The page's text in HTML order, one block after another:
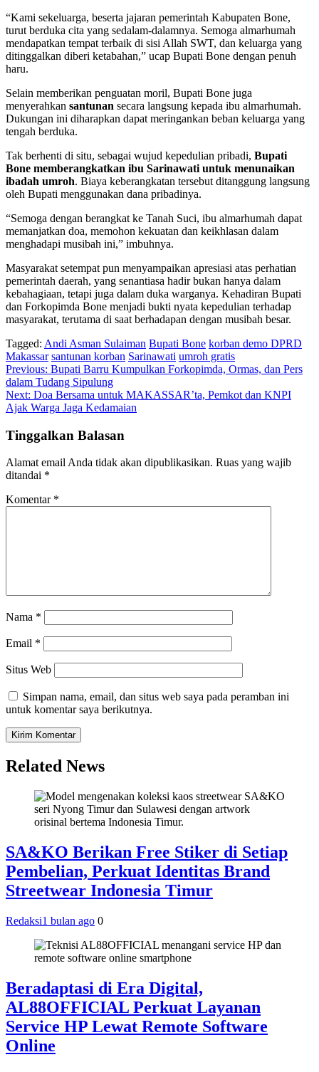
“Kami sekeluarga, beserta jajaran pemerintah Kabupaten Bone,
turut berduka cita yang sedalam-dalamnya. Semoga almarhumah
mendapatkan tempat terbaik di sisi Allah SWT, dan keluarga yang
ditinggalkan diberi ketabahan,” ucap Bupati Bone dengan penuh
haru.
Selain memberikan penguatan moril, Bupati Bone juga
menyerahkan santunan secara langsung kepada ibu almarhumah.
Dukungan ini diharapkan dapat meringankan beban keluarga yang
tengah berduka.
Tak berhenti di situ, sebagai wujud kepedulian pribadi, Bupati
Bone memberangkatkan ibu Sarinawati untuk menunaikan
ibadah umroh. Biaya keberangkatan tersebut ditanggung langsung
oleh Bupati menggunakan dana pribadinya.
“Semoga dengan berangkat ke Tanah Suci, ibu almarhumah dapat
memanjatkan doa, memohon kekuatan dan keikhlasan dalam
menghadapi musibah ini,” imbuhnya.
Masyarakat setempat pun menyampaikan apresiasi atas perhatian
pemerintah daerah, yang senantiasa hadir bukan hanya dalam
kebahagiaan, tetapi juga dalam duka warganya. Kehadiran Bupati
dan Forkopimda Bone menjadi bukti nyata kepedulian terhadap
masyarakat, terutama di saat berhadapan dengan musibah besar.
Tagged: Andi Asman Sulaiman Bupati Bone korban demo DPRD
Makassar santunan korban Sarinawati umroh gratis
Navigasi
pos
Previous: Bupati Barru Kumpulkan Forkopimda, Ormas, dan Pers
dalam Tudang Sipulung
Next: Doa Bersama untuk MAKASSAR’ta, Pemkot dan KNPI
Ajak Warga Jaga Kedamaian
Tinggalkan Balasan
Alamat email Anda tidak akan dipublikasikan. Ruas yang wajib
ditandai *
Komentar *
Nama *
Email *
Situs Web
Simpan nama, email, dan situs web saya pada peramban ini
untuk komentar saya berikutnya.
Related News
SA&KO Berikan Free Stiker di Setiap
Pembelian, Perkuat Identitas Brand
Streetwear Indonesia Timur
Redaksi1 bulan ago 0
Beradaptasi di Era Digital,
AL88OFFICIAL Perkuat Layanan
Service HP Lewat Remote Software
Online